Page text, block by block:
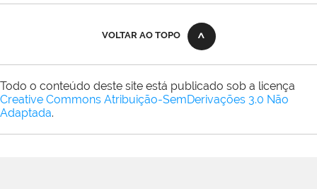
VOLTAR AO TOPO
Todo o conteúdo deste site está publicado sob a licença
Creative Commons Atribuição-SemDerivações 3.0 Não
Adaptada.